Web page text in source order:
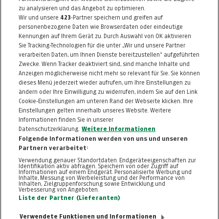
Licht, Fenster/Türen
& Sonnenschutz
ab nur€ 1.800,00
Artikel 38618 statt€ 3.499,00 Artikel beendet
ZURÜCK NACH
OBEN
FAQ HILFE IMPRESSUM
KONTAKT DATENSCHUTZ
zu analysieren und das Angebot zu optimieren.
Wir und unsere 423-Partner speichern und greifen auf
personenbezogene Daten wie Browserdaten oder eindeutige
Kennungen auf Ihrem Gerät zu. Durch Auswahl von OK aktivieren
Sie Tracking-Technologien für die unter „Wir und unsere Partner
verarbeiten Daten, um Ihnen Dienste bereitzustellen“ aufgeführten
Zwecke. Wenn Tracker deaktiviert sind, sind manche Inhalte und
Anzeigen möglicherweise nicht mehr so relevant für Sie. Sie können
dieses Menü jederzeit wieder aufrufen, um Ihre Einstellungen zu
ändern oder Ihre Einwilligung zu widerrufen, indem Sie auf den Link
Cookie-Einstellungen am unteren Rand der Webseite klicken. Ihre
Einstellungen gelten innerhalb unseres Website. Weitere
Informationen finden Sie in unserer
Datenschutzerklärung.
Weitere Informationen
Folgende Informationen werden von uns und unseren
Partnern verarbeitet:
Verwendung genauer Standortdaten. Endgeräteeigenschaften zur
Identifikation aktiv abfragen. Speichern von oder Zugriff auf
Informationen auf einem Endgerät. Personalisierte Werbung und
Inhalte, Messung von Werbeleistung und der Performance von
Inhalten, Zielgruppenforschung sowie Entwicklung und
Verbesserung von Angeboten.
Liste der Partner (Lieferanten)
Verwendete Funktionen und Informationen